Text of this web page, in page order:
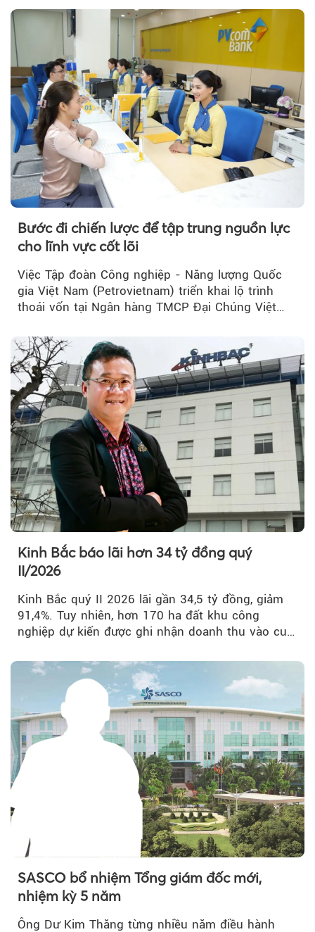
Bước đi chiến lược để tập trung nguồn lực
cho lĩnh vực cốt lõi
Việc Tập đoàn Công nghiệp - Năng lượng Quốc
gia Việt Nam (Petrovietnam) triển khai lộ trình
thoái vốn tại Ngân hàng TMCP Đại Chúng Việt
Kinh Bắc báo lãi hơn 34 tỷ đồng quý
II/2026
Kinh Bắc quý II 2026 lãi gần 34,5 tỷ đồng, giảm
91,4%. Tuy nhiên, hơn 170 ha đất khu công
nghiệp dự kiến được ghi nhận doanh thu vào cuối
SASCO bổ nhiệm Tổng giám đốc mới,
nhiệm kỳ 5 năm
Ông Dư Kim Thăng từng nhiều năm điều hành